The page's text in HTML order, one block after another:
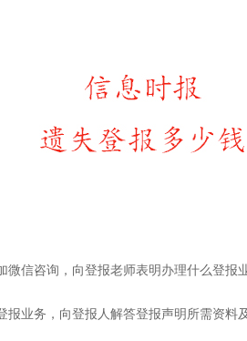
微信咨询，向登报老师表明办理什么登报
报业务，向登报人解答登报声明所需资料